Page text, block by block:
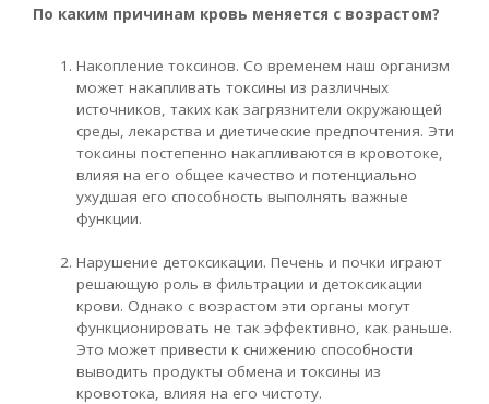
По каким причинам кровь меняется с возрастом?
Накопление токсинов. Со временем наш организм
может накапливать токсины из различных
источников, таких как загрязнители окружающей
среды, лекарства и диетические предпочтения. Эти
токсины постепенно накапливаются в кровотоке,
влияя на его общее качество и потенциально
ухудшая его способность выполнять важные
функции.
Нарушение детоксикации. Печень и почки играют
решающую роль в фильтрации и детоксикации
крови. Однако с возрастом эти органы могут
функционировать не так эффективно, как раньше.
Это может привести к снижению способности
выводить продукты обмена и токсины из
кровотока, влияя на его чистоту.